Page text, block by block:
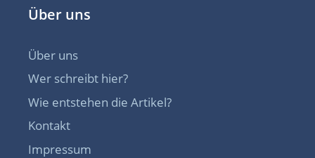
Über uns
Über uns
Wer schreibt hier?
Wie entstehen die Artikel?
Kontakt
Impressum